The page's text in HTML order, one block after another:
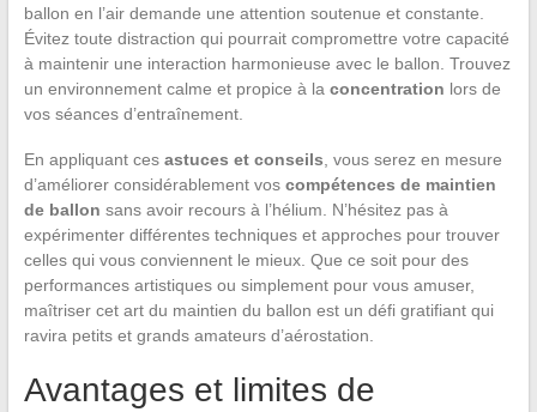
ballon en l’air demande une attention soutenue et constante.
Évitez toute distraction qui pourrait compromettre votre capacité
à maintenir une interaction harmonieuse avec le ballon. Trouvez
un environnement calme et propice à la concentration lors de
vos séances d’entraînement.
En appliquant ces astuces et conseils, vous serez en mesure
d’améliorer considérablement vos compétences de maintien
de ballon sans avoir recours à l’hélium. N’hésitez pas à
expérimenter différentes techniques et approches pour trouver
celles qui vous conviennent le mieux. Que ce soit pour des
performances artistiques ou simplement pour vous amuser,
maîtriser cet art du maintien du ballon est un défi gratifiant qui
ravira petits et grands amateurs d’aérostation.
Avantages et limites de